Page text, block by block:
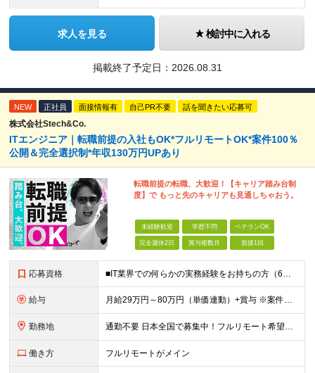
求人を見る 検討中に入れる
掲載終了予定日： 2026.08.31
NEW 正社員 面接情報有 自己PR不要 話を聞きたい応募可
株式会社Stech&Co.
ITエンジニア｜転職前提の入社もOK*フルリモートOK*案件100％
公開＆完全選択制*年収130万円UPあり
転職前提の転職、大歓迎！【キャリア踏み台制
度】で もっと先のキャリアも見通しちゃおう。
未経験歓迎 学歴不問 ベテランOK
完全週休2日 賞与複数月 面接1回
応募資格 ■IT業界での何らかの実務経験をお持ちの方（6ヶ月以上） ■学歴不問 ◎担当フェーズ └開発・保守・運用などのジャンルやフェーズ、言語などは問いません！ ※ブランクがある方、社会人経験10年以上の方
給与 月給29万円～80万円（単価連動）+賞与 ※案件単価率は80% ※試用期間3ヶ月間の待遇に変動はありません ※みなし残業代(月30時間分47,138円～)を含む。超過分は追加支給 ※給料が上がる形で
勤務地 通勤不要 日本全国で募集中！フルリモート希望者も大歓迎！ ※クライアントオフィスへの出勤が必要な場合は、 「東京オフィス」または「首都圏・関西圏」になります ※勤務地の選択はご希望を考慮し、転居を
働き方 フルリモートがメイン